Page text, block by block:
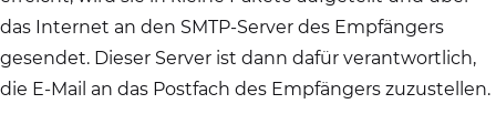
das Internet an den SMTP-Server des Empfängers
gesendet. Dieser Server ist dann dafür verantwortlich,
die E-Mail an das Postfach des Empfängers zuzustellen.